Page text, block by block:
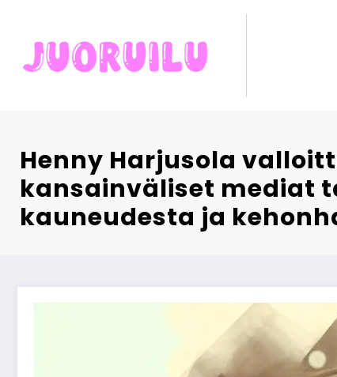
content
Henny Harjusola
kansainväliset mediat
kauneudesta ja